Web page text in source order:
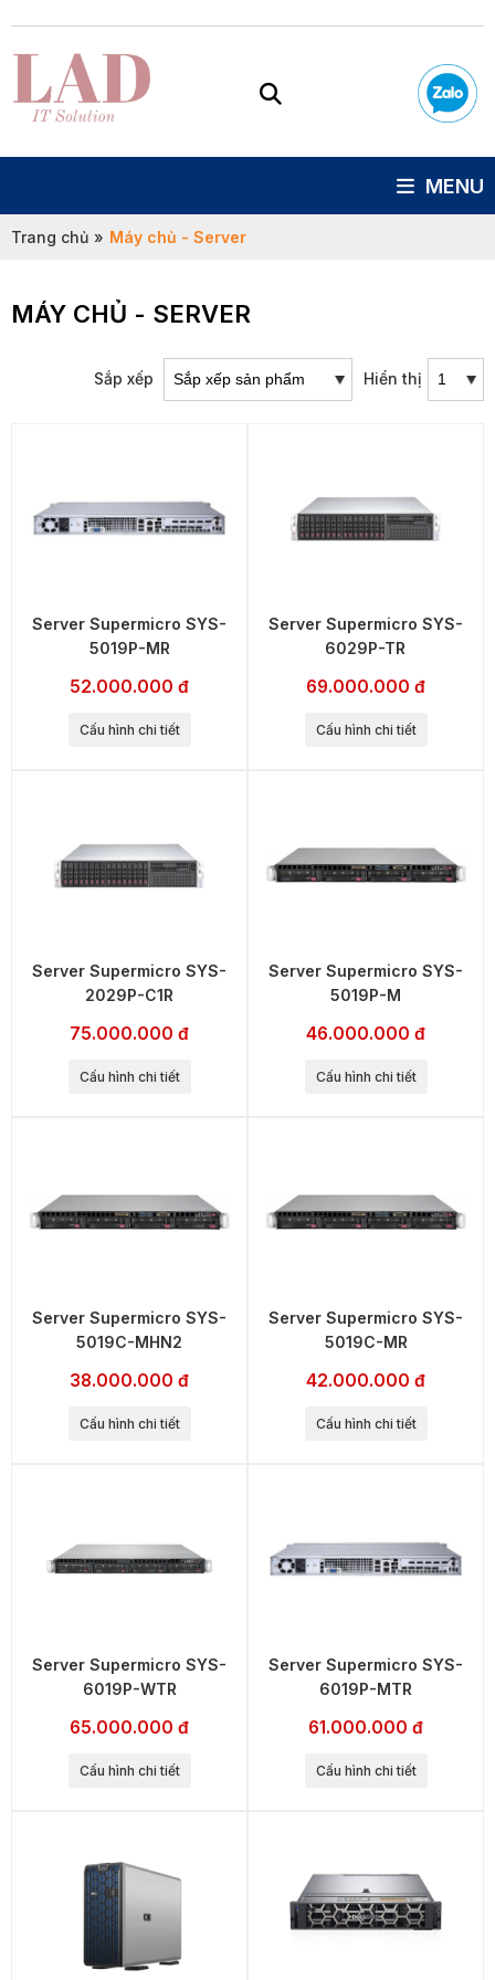
MENU
Trang chủ » Máy chủ - Server
MÁY CHỦ - SERVER
Sắp xếp Hiển thị
Server Supermicro SYS-
5019P-MR
52.000.000 đ
Cấu hình chi tiết
Server Supermicro SYS-
6029P-TR
69.000.000 đ
Cấu hình chi tiết
Server Supermicro SYS-
2029P-C1R
75.000.000 đ
Cấu hình chi tiết
Server Supermicro SYS-
5019P-M
46.000.000 đ
Cấu hình chi tiết
Server Supermicro SYS-
5019C-MHN2
38.000.000 đ
Cấu hình chi tiết
Server Supermicro SYS-
5019C-MR
42.000.000 đ
Cấu hình chi tiết
Server Supermicro SYS-
6019P-WTR
65.000.000 đ
Cấu hình chi tiết
Server Supermicro SYS-
6019P-MTR
61.000.000 đ
Cấu hình chi tiết